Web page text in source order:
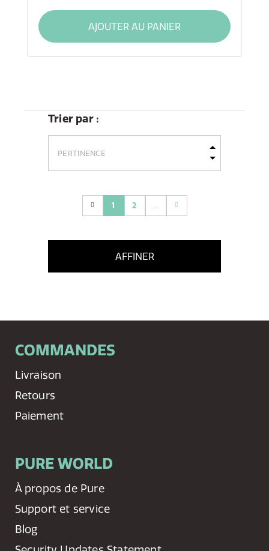
AJOUTER AU PANIER
Trier par :
1(current)
2
AFFINER
COMMANDES
Livraison
Retours
Paiement
PURE WORLD
À propos de Pure
Support et service
Blog